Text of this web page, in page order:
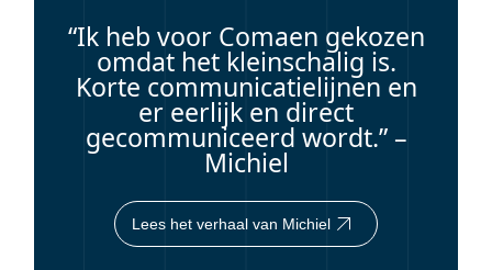
“Ik heb voor Comaen gekozen
omdat het kleinschalig is.
Korte communicatielijnen en
er eerlijk en direct
gecommuniceerd wordt.” –
Michiel
Lees het verhaal van Michiel